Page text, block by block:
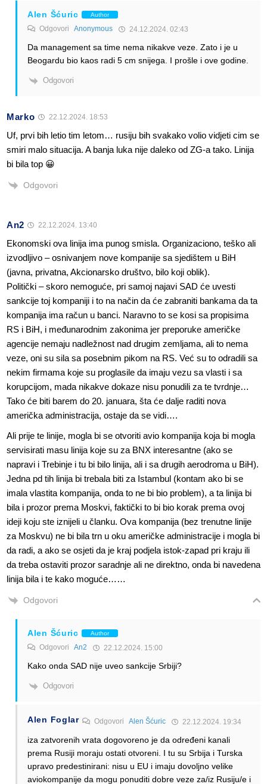
Alen Šćuric Author
Odgovori Anonymous 24.12.2024. 02:43
Da management sa time nema nikakve veze. Zato i je u
Beogardu bio kaos radi 5 cm snijega. I prošle i ove godine.
Odgovori
Marko 22.12.2024. 18:53
Uf, prvi bih letio tim letom… rusiju bih svakako volio vidjeti cim se
smiri malo situacija. A banja luka nije daleko od ZG-a tako. Linija
bi bila top 😀
Odgovori
An2 22.12.2024. 13:40
Ekonomski ova linija ima punog smisla. Organizaciono, teško ali
izvodljivo – osnivanjem nove kompanije sa sjedištem u BiH
(javna, privatna, Akcionarsko društvo, bilo koji oblik).
Politički – skoro nemoguće, pri samoj najavi SAD će uvesti
sankcije toj kompaniji i to na način da će zabraniti bankama da ta
kompanija ima račun u banci. Naravno to se kosi sa propisima
RS i BiH, i međunarodnim zakonima jer preporuke američke
agencije nemaju nadležnost nad drugim zemljama, ali to nema
veze, oni su sila sa posebnim pikom na RS. Već su to odradili sa
nekim firmama koje su proglasile da imaju vezu sa vlasti i sa
korupcijom, mada nikakve dokaze nisu ponudili za te tvrdnje…
Tako će biti barem do 20. januara, šta će dalje raditi nova
američka administracija, ostaje da se vidi….
Ali prije te linije, mogla bi se otvoriti avio kompanija koja bi mogla
servisirati masu linija koje su za BNX interesantne (ako se
napravi i Trebinje i tu bi bilo linija, ali i sa drugih aerodroma u BiH).
Jedna pd tih linija bi trebala biti za Istambul (kontam ako bi se
imala vlastita kompanija, onda to ne bi bio problem), a ta linija bi
bila i prozor prema Moskvi, faktički to bi bio korak prema ovoj
ideji koju ste iznijeli u članku. Ova kompanija (bez trenutne linije
za Moskvu) ne bi bila trn u oku američke administracije i mogla bi
da radi, a ako se osjeti da je kraj podjela istok-zapad pri kraju ili
da treba ostaviti prozor saradnje ali ne direktno, onda bi navedena
linija bila i te kako moguće……
Odgovori
Alen Šćuric Author
Odgovori An2 22.12.2024. 15:00
Kako onda SAD nije uveo sankcije Srbiji?
Odgovori
Alen Foglar Odgovori Alen Šćuric 22.12.2024. 19:34
iza zatvorenih vrata dogovoreno je da određeni kanali
prema Rusiji moraju ostati otvoreni. I tu su Srbija i Turska
upravo predestinirani: nisu u EU i imaju dovoljno velike
aviokompanije da mogu ponuditi dobre veze za/iz Rusiju/e i